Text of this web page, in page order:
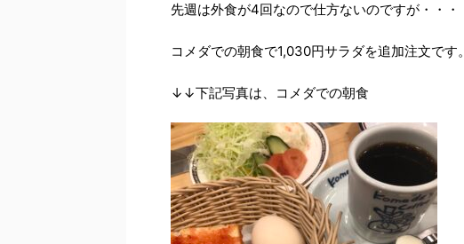
先週は外食が4回なので仕方ないのですが・・・
コメダでの朝食で1,030円サラダを追加注文です。
↓↓下記写真は、コメダでの朝食